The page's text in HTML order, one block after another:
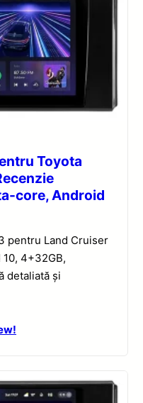
Toyota
core, Android
pentru Land Cruiser
10, 4+32GB,
detaliată și